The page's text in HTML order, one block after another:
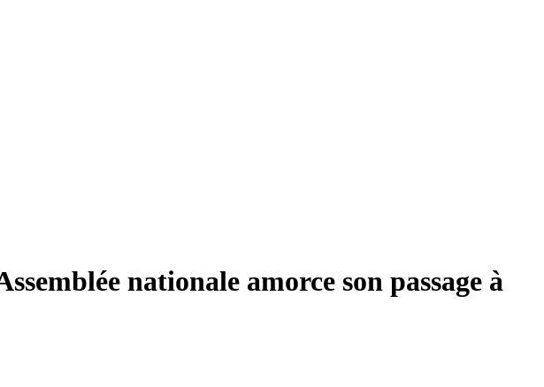
nationale amorce son passage à